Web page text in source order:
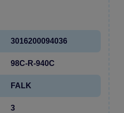
3016200094036
98C-R-940C
FALK
3